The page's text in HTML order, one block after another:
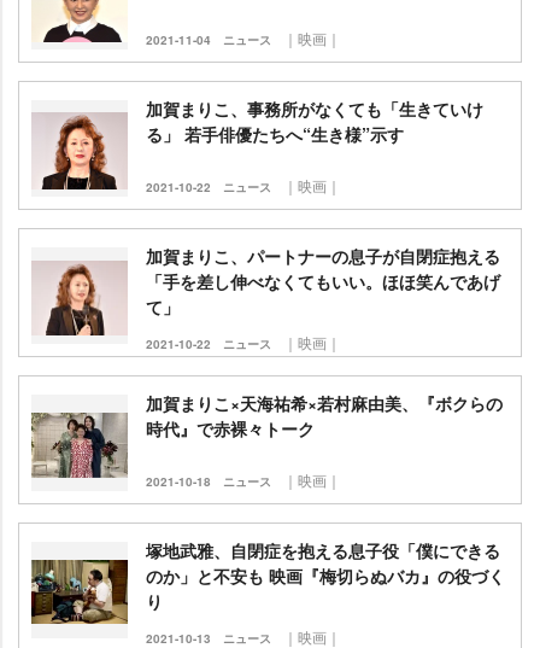
2021-11-04 ニュース ｜映画｜
加賀まりこ、事務所がなくても「生きていけ
る」 若手俳優たちへ“生き様”示す
2021-10-22 ニュース ｜映画｜
加賀まりこ、パートナーの息子が自閉症抱える
「手を差し伸べなくてもいい。ほほ笑んであげ
て」
2021-10-22 ニュース ｜映画｜
加賀まりこ×天海祐希×若村麻由美、『ボクらの
時代』で赤裸々トーク
2021-10-18 ニュース ｜映画｜
塚地武雅、自閉症を抱える息子役「僕にできる
のか」と不安も 映画『梅切らぬバカ』の役づく
り
2021-10-13 ニュース ｜映画｜